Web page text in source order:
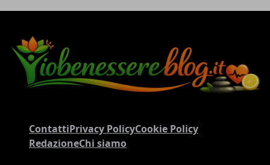
ContattiPrivacy PolicyCookie Policy
RedazioneChi siamo